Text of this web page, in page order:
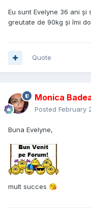
Eu sunt Evelyne 36 ani și
greutate de 90kg și îmi
Quote
Monica
Posted February
Buna Evelyne,
mult succes 😘